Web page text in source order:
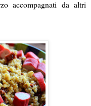
accompagnati da altri